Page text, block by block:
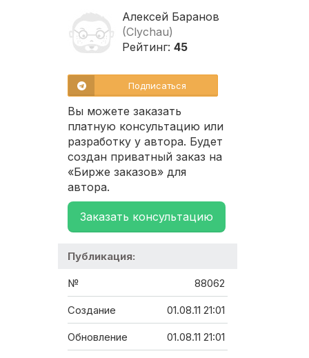
Алексей Баранов
(Clychau)
Рейтинг: 45
Подписаться
Вы можете заказать
платную консультацию или
разработку у автора. Будет
создан приватный заказ на
«Бирже заказов» для
автора.
Заказать консультацию
Публикация:
№ 88062
Создание 01.08.11 21:01
Обновление 01.08.11 21:01